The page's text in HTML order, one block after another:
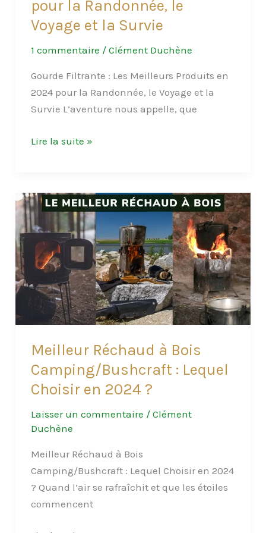
pour la Randonnée, le
Voyage et la Survie
1 commentaire / Clément Duchène
Gourde Filtrante : Les Meilleurs Produits en
2024 pour la Randonnée, le Voyage et la
Survie L’aventure nous appelle, que
Gourde
Les
Meilleurs
Produits
en
2024
pour
la
Randonnée,
le
et
la
Survie
Lire la suite »
Meilleur Réchaud à Bois
Camping/Bushcraft : Lequel
Choisir en 2024 ?
Laisser un commentaire / Clément
Duchène
Meilleur Réchaud à Bois
Camping/Bushcraft : Lequel Choisir en 2024
? Quand l’air se rafraîchit et que les étoiles
commencent